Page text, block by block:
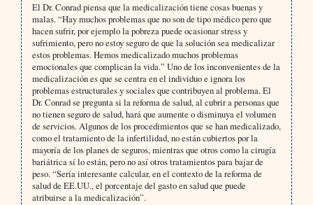
El Dr. Conrad piensa que la medicalización tiene cosas buenas y
malas. “Hay muchos problemas que no son de tipo médico pero que
hacen sufrir, por ejemplo la pobreza puede ocasionar stress y
sufrimiento, pero no estoy seguro de que la solución sea medicalizar
estos problemas. Hemos medicalizado muchos problemas
emocionales que complican la vida.” Uno de los inconvenientes de la
medicalización es que se centra en el individuo e ignora los
problemas estructurales y sociales que contribuyen al problema. El
Dr. Conrad se pregunta si la reforma de salud, al cubrir a personas que
no tienen seguro de salud, hará que aumente o disminuya el volumen
de servicios. Algunos de los procedimientos que se han medicalizado,
como el tratamiento de la infertilidad, no están cubiertos por la
mayoría de los planes de seguros, mientras que otros como la cirugía
bariátrica sí lo están, pero no así otros tratamientos para bajar de
peso. “Sería interesante calcular, en el contexto de la reforma de
salud de EE.UU., el porcentaje del gasto en salud que puede
atribuirse a la medicalización”.